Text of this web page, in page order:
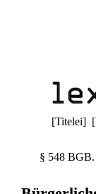
[Titelei] [
§ 548 BGB.